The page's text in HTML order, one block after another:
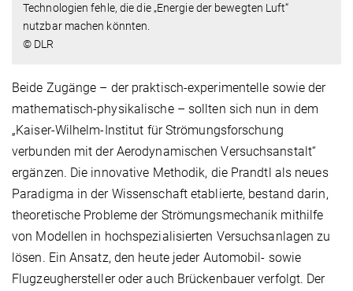
Technologien fehle, die die „Energie der bewegten Luft“
nutzbar machen könnten.
© DLR
Beide Zugänge – der praktisch-experimentelle sowie der
mathematisch-physikalische – sollten sich nun in dem
„Kaiser-Wilhelm-Institut für Strömungsforschung
verbunden mit der Aerodynamischen Versuchsanstalt“
ergänzen. Die innovative Methodik, die Prandtl als neues
Paradigma in der Wissenschaft etablierte, bestand darin,
theoretische Probleme der Strömungsmechanik mithilfe
von Modellen in hochspezialisierten Versuchsanlagen zu
lösen. Ein Ansatz, den heute jeder Automobil- sowie
Flugzeughersteller oder auch Brückenbauer verfolgt. Der